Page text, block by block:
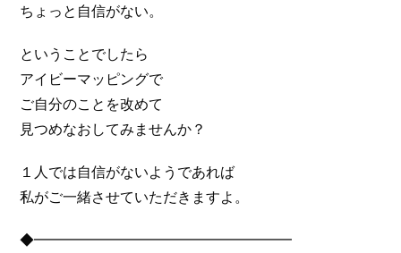
ちょっと自信がない。
ということでしたら
アイビーマッピングで
ご自分のことを改めて
見つめなおしてみませんか？
１人では自信がないようであれば
私がご一緒させていただきますよ。
◆━━━━━━━━━━━━━━━━━━